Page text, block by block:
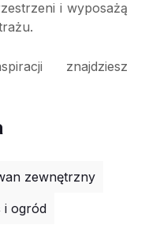
i wyposażą
znajdziesz
zewnętrzny
i ogród